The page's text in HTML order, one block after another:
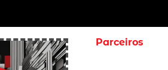
Parceiros